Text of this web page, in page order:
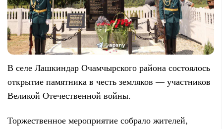
В селе Лашкиндар Очамчырского района состоялось
открытие памятника в честь земляков — участников
Великой Отечественной войны.
Торжественное мероприятие собрало жителей,